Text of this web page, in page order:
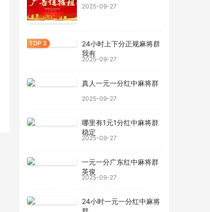
2025-09-27
24小时上下分正规麻将群
我有
2025-09-27
真人一元一分红中麻将群
2025-09-27
哪里有1元1分红中麻将群
稳定
2025-09-27
一元一分广东红中麻将群
英俊
2025-09-27
24小时一元一分红中麻将